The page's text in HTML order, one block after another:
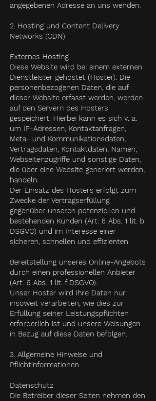
angegebenen Adresse an uns wenden.
2. Hosting und Content Delivery
Networks (CDN)
Externes Hosting
Diese Website wird bei einem externen
Dienstleister gehostet (Hoster). Die
personenbezogenen Daten, die auf
dieser Website erfasst werden, werden
auf den Servern des Hosters
gespeichert. Hierbei kann es sich v. a.
um IP-Adressen, Kontaktanfragen,
Meta- und Kommunikationsdaten,
Vertragsdaten, Kontaktdaten, Namen,
Webseitenzugriffe und sonstige Daten,
die über eine Website generiert werden,
handeln.
Der Einsatz des Hosters erfolgt zum
Zwecke der Vertragserfüllung
gegenüber unseren potenziellen und
bestehenden Kunden (Art. 6 Abs. 1 lit. b
DSGVO) und im Interesse einer
sicheren, schnellen und effizienten
Bereitstellung unseres Online-Angebots
durch einen professionellen Anbieter
(Art. 6 Abs. 1 lit. f DSGVO).
Unser Hoster wird Ihre Daten nur
insoweit verarbeiten, wie dies zur
Erfüllung seiner Leistungspflichten
erforderlich ist und unsere Weisungen
in Bezug auf diese Daten befolgen.
3. Allgemeine Hinweise und
Pflichtinformationen
Datenschutz
Die Betreiber dieser Seiten nehmen den